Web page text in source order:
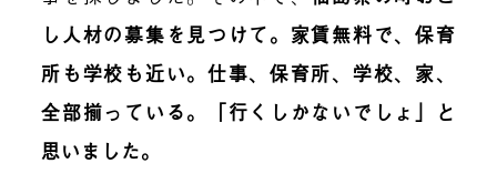
し人材の募集を見つけて。家賃無料で、保育
所も学校も近い。仕事、保育所、学校、家、
全部揃っている。「行くしかないでしょ」と
思いました。